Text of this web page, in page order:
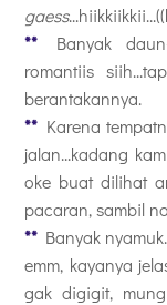
gaess
** Banyak
romantiis
berantakannya.
** Karena
jalan...kadang
oke buat dilihat
pacaran, sambil
** Banyak nyamuk.
emm, kayanya
gak digigit,